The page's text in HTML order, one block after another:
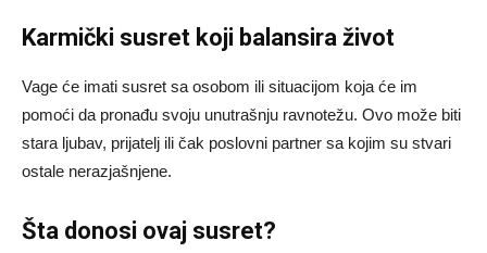
Karmički susret koji balansira život
Vage će imati susret sa osobom ili situacijom koja će im
pomoći da pronađu svoju unutrašnju ravnotežu. Ovo može biti
stara ljubav, prijatelj ili čak poslovni partner sa kojim su stvari
ostale nerazjašnjene.
Šta donosi ovaj susret?